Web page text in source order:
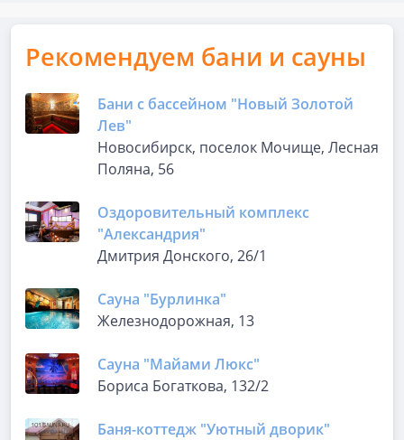
Рекомендуем бани и сауны
Бани с бассейном "Новый Золотой
Лев"
Новосибирск, поселок Мочище, Лесная
Поляна, 56
Оздоровительный комплекс
"Александрия"
Дмитрия Донского, 26/1
Сауна "Бурлинка"
Железнодорожная, 13
Сауна "Майами Люкс"
Бориса Богаткова, 132/2
Баня-коттедж "Уютный дворик"